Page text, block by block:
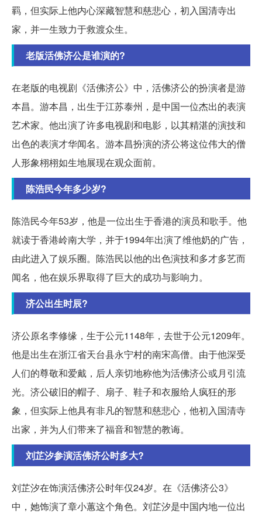
羁，但实际上他内心深藏智慧和慈悲心，初入国清寺出
家，并一生致力于救渡众生。
老版活佛济公是谁演的?
在老版的电视剧《活佛济公》中，活佛济公的扮演者是游
本昌。游本昌，出生于江苏泰州，是中国一位杰出的表演
艺术家。他出演了许多电视剧和电影，以其精湛的演技和
出色的表演才华闻名。游本昌扮演的济公将这位伟大的僧
人形象栩栩如生地展现在观众面前。
陈浩民今年多少岁?
陈浩民今年53岁，他是一位出生于香港的演员和歌手。他
就读于香港岭南大学，并于1994年出演了维他奶的广告，
由此进入了娱乐圈。陈浩民以他的出色演技和多才多艺而
闻名，他在娱乐界取得了巨大的成功与影响力。
济公出生时辰?
济公原名李修缘，生于公元1148年，去世于公元1209年。
他是出生在浙江省天台县永宁村的南宋高僧。由于他深受
人们的尊敬和爱戴，后人亲切地称他为活佛济公或月引流
光。济公破旧的帽子、扇子、鞋子和衣服给人疯狂的形
象，但实际上他具有非凡的智慧和慈悲心，他初入国清寺
出家，并为人们带来了福音和智慧的教诲。
刘芷汐参演活佛济公时多大?
刘芷汐在饰演活佛济公时年仅24岁。在《活佛济公3》
中，她饰演了章小蕙这个角色。刘芷汐是中国内地一位出